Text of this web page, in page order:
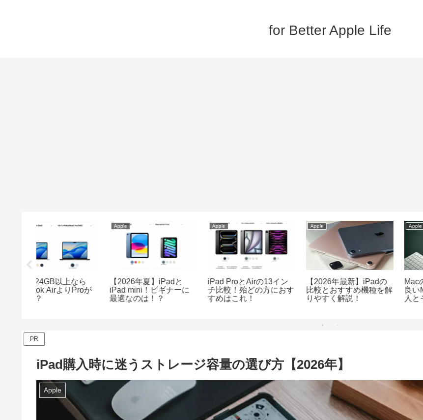
for Better Apple Life
Apple
【2026年】iPadの使い
方がわからない方へ！基
Apple
【最重要】MacBook Air
等購入の際メモリは増設
すべき？
Apple
MacとiPadの使い分け術
｜どちらが適しているか
徹底比較
Apple
M1搭載MacBook Airや
Mac mini等はいつまで使
える？
PR
iPad購入時に迷うストレージ容量の選び方【2026年】
Apple